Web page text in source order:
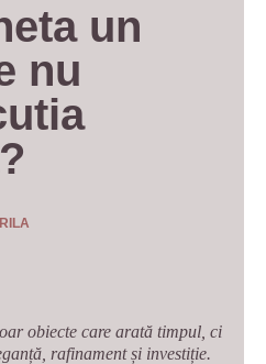
un
nu
obiecte care arată timpul, ci
rafinament și investiție.